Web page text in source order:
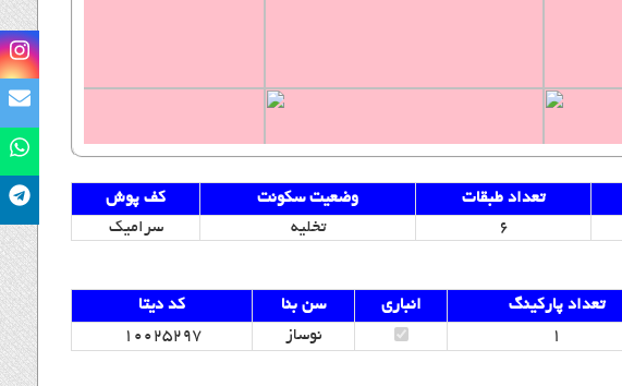
تعداد طبقات وضعیت سکونت
کف پوش
6 تخلیه سرامیک
تعداد پارکینگ انباری سن بنا
کد دیتا
1 نوساز 10025297